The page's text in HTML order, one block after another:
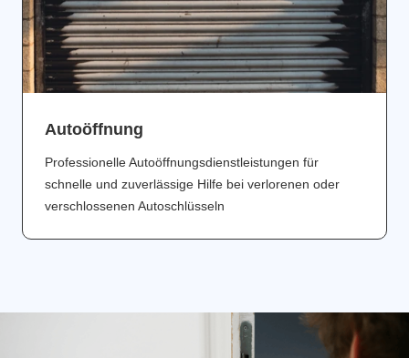
Аutoöffnung
Professionelle Autoöffnungsdienstleistungen für
schnelle und zuverlässige Hilfe bei verlorenen oder
verschlossenen Autoschlüsseln